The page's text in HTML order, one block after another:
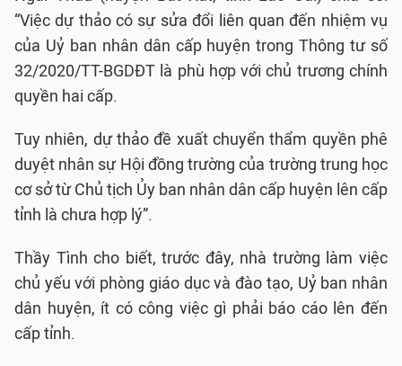
“Việc dự thảo có sự sửa đổi liên quan đến nhiệm vụ
của Uỷ ban nhân dân cấp huyện trong Thông tư số
32/2020/TT-BGDĐT là phù hợp với chủ trương chính
quyền hai cấp.
Tuy nhiên, dự thảo đề xuất chuyển thẩm quyền phê
duyệt nhân sự Hội đồng trường của trường trung học
cơ sở từ Chủ tịch Ủy ban nhân dân cấp huyện lên cấp
tỉnh là chưa hợp lý”.
Thầy Tình cho biết, trước đây, nhà trường làm việc
chủ yếu với phòng giáo dục và đào tạo, Uỷ ban nhân
dân huyện, ít có công việc gì phải báo cáo lên đến
cấp tỉnh.